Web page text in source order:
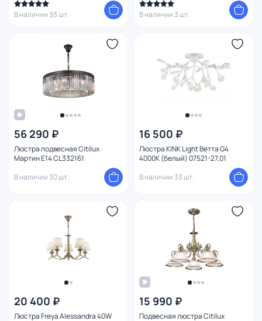
В наличии 93 шт. В наличии 3 шт.
56 290 ₽
Люстра подвесная Citilux
Мартин E14 CL332161
В наличии 30 шт.
16 500 ₽
Люстра KINK Light Ветта G4
4000К (белый) 07521-27,01
В наличии 33 шт.
20 400 ₽
Люстра Freya Alessandra 40W
15 990 ₽
Подвесная люстра Citilux